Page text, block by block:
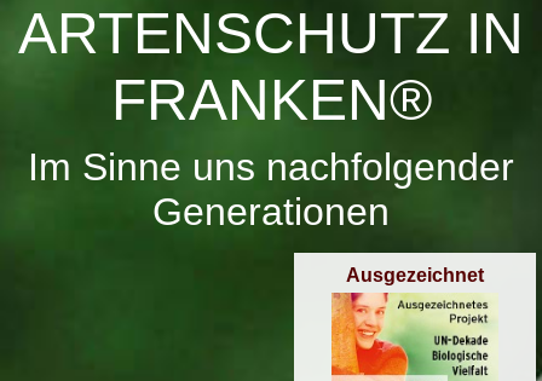
ARTENSCHUTZ IN
FRANKEN®
Im Sinne uns nachfolgender
Generationen
Ausgezeichnet